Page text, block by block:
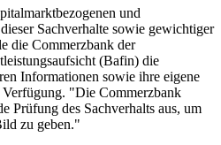
und
Sachverhalte sowie gewichtiger
die Commerzbank der
(Bafin) die
Informationen sowie ihre eigene
"Die Commerzbank
Prüfung des Sachverhalts aus, um
zu geben."